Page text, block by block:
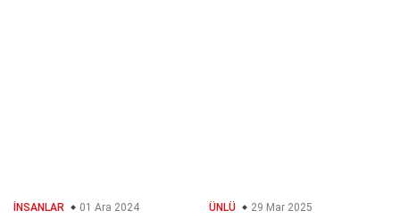
İNSANLAR 01 Ara 2024 ÜNLÜ 29 Mar 2025